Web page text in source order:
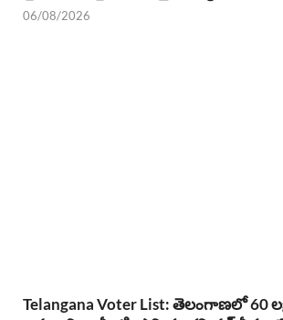
06/08/2026
Telangana Voter List: తెలంగాణలో 60